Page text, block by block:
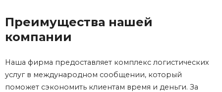
Преимущества нашей
компании
Наша фирма предоставляет комплекс логистических
услуг в международном сообщении, который
поможет сэкономить клиентам время и деньги. За